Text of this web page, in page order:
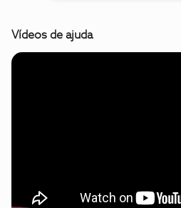
Vídeos de ajuda